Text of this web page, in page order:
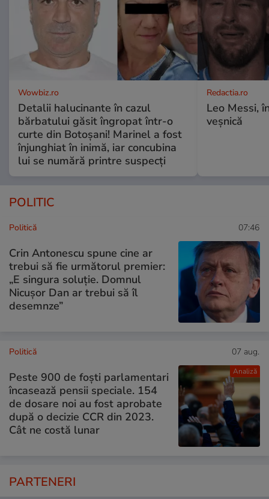
Wowbiz.ro
Detalii halucinante în cazul
bărbatului găsit îngropat într-o
curte din Botoșani! Marinel a fost
înjunghiat în inimă, iar concubina
lui se numără printre suspecți
Redactia.ro
Leo Messi,
veșnică
POLITIC
Politică 07:46
Crin Antonescu spune cine ar
trebui să fie următorul premier:
„E singura soluție. Domnul
Nicușor Dan ar trebui să îl
desemnze”
Analiză
Politică 07 aug.
Peste 900 de foști parlamentari
încasează pensii speciale. 154
de dosare noi au fost aprobate
după o decizie CCR din 2023.
Cât ne costă lunar
PARTENERI